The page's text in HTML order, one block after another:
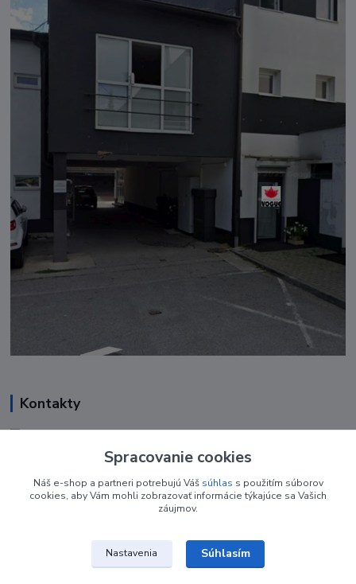
Kontakty
+421 948 050 205
nechtovyobchodik@gmail.com
Spracovanie cookies
Náš e-shop a partneri potrebujú Váš súhlas s použitím súborov
cookies, aby Vám mohli zobrazovať informácie týkajúce sa Vašich
záujmov.
Nastavenia Súhlasím